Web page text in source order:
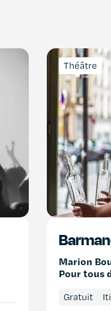
Théâtre
Marion
Pour tous
Gratuit